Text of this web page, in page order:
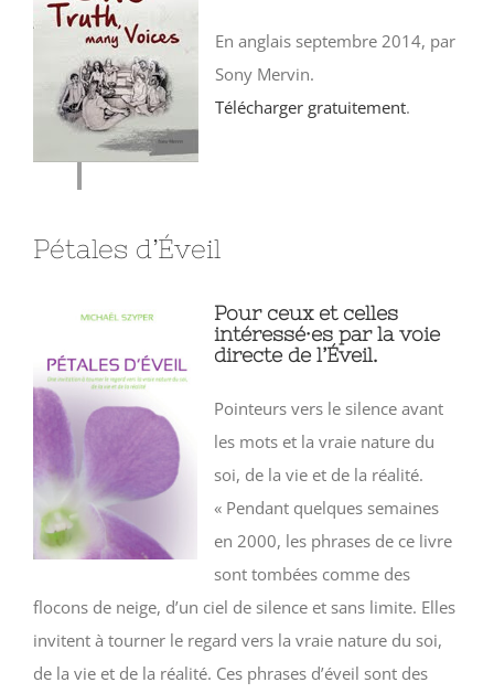
En anglais septembre 2014, par
Sony Mervin.
Télécharger gratuitement.
Pétales d’Éveil
Pour ceux et celles
intéressé·es par la voie
directe de l’Éveil.
Pointeurs vers le silence avant
les mots et la vraie nature du
soi, de la vie et de la réalité.
« Pendant quelques semaines
en 2000, les phrases de ce livre
sont tombées comme des
flocons de neige, d’un ciel de silence et sans limite. Elles
invitent à tourner le regard vers la vraie nature du soi,
de la vie et de la réalité. Ces phrases d’éveil sont des